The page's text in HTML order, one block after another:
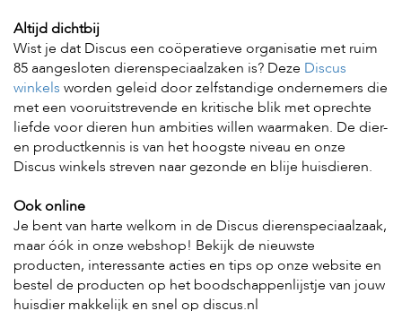
o
m
e
F
o
l
d
e
r
H
o
n
d
e
n
Altijd dichtbij
Wist je dat Discus een coöperatieve organisatie met ruim
85 aangesloten dierenspeciaalzaken is? Deze Discus
winkels worden geleid door zelfstandige ondernemers die
met een vooruitstrevende en kritische blik met oprechte
liefde voor dieren hun ambities willen waarmaken. De dier-
en productkennis is van het hoogste niveau en onze
Discus winkels streven naar gezonde en blije huisdieren.
Ook online
Je bent van harte welkom in de Discus dierenspeciaalzaak,
maar óók in onze webshop! Bekijk de nieuwste
producten, interessante acties en tips op onze website en
bestel de producten op het boodschappenlijstje van jouw
huisdier makkelijk en snel op discus.nl